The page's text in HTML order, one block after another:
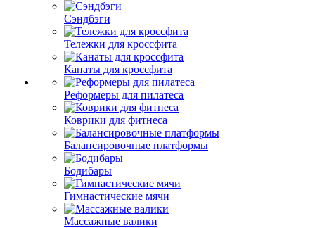
Сэндбэги
Тележки для кроссфита
Канаты для кроссфита
Реформеры для пилатеса
Коврики для фитнеса
Балансировочные платформы
Бодибары
Гимнастические мячи
Массажные валики